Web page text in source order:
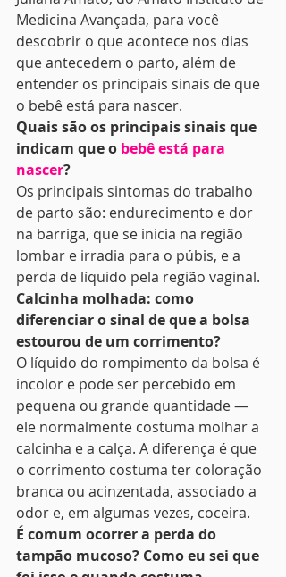
Medicina Avançada, para você
descobrir o que acontece nos dias
que antecedem o parto, além de
entender os principais sinais de que
o bebê está para nascer.
Quais são os principais sinais que
indicam que o bebê está para
nascer?
Os principais sintomas do trabalho
de parto são: endurecimento e dor
na barriga, que se inicia na região
lombar e irradia para o púbis, e a
perda de líquido pela região vaginal.
Calcinha molhada: como
diferenciar o sinal de que a bolsa
estourou de um corrimento?
O líquido do rompimento da bolsa é
incolor e pode ser percebido em
pequena ou grande quantidade —
ele normalmente costuma molhar a
calcinha e a calça. A diferença é que
o corrimento costuma ter coloração
branca ou acinzentada, associado a
odor e, em algumas vezes, coceira.
É comum ocorrer a perda do
tampão mucoso? Como eu sei que